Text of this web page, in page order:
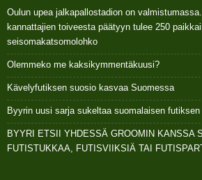
Oulun upea jalkapallostadion on
kannattajien toiveesta päätyyn tulee 250
seisomakatsomolohko
Olemmeko me kaksikymmentäkuusi?
Kävelyfutiksen suosio kasvaa Suomessa
Byyrin uusi sarja sukeltaa suomalaisen
BYYRI ETSII YHDESSÄ GROOMIN KANSSA
FUTISTUKKAA, FUTISVIIKSIÄ TAI